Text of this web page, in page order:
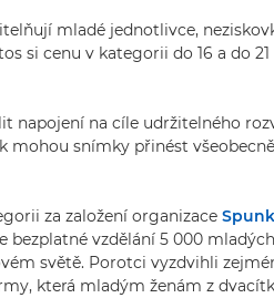
mladé jednotlivce,
si cenu v kategorii do 16 a do 21
napojení na cíle udržitelného
mohou snímky přinést všeobecně
za založení organizace
bezplatné vzdělání 5 000
světě. Porotci vyzdvihli
která mladým ženám z